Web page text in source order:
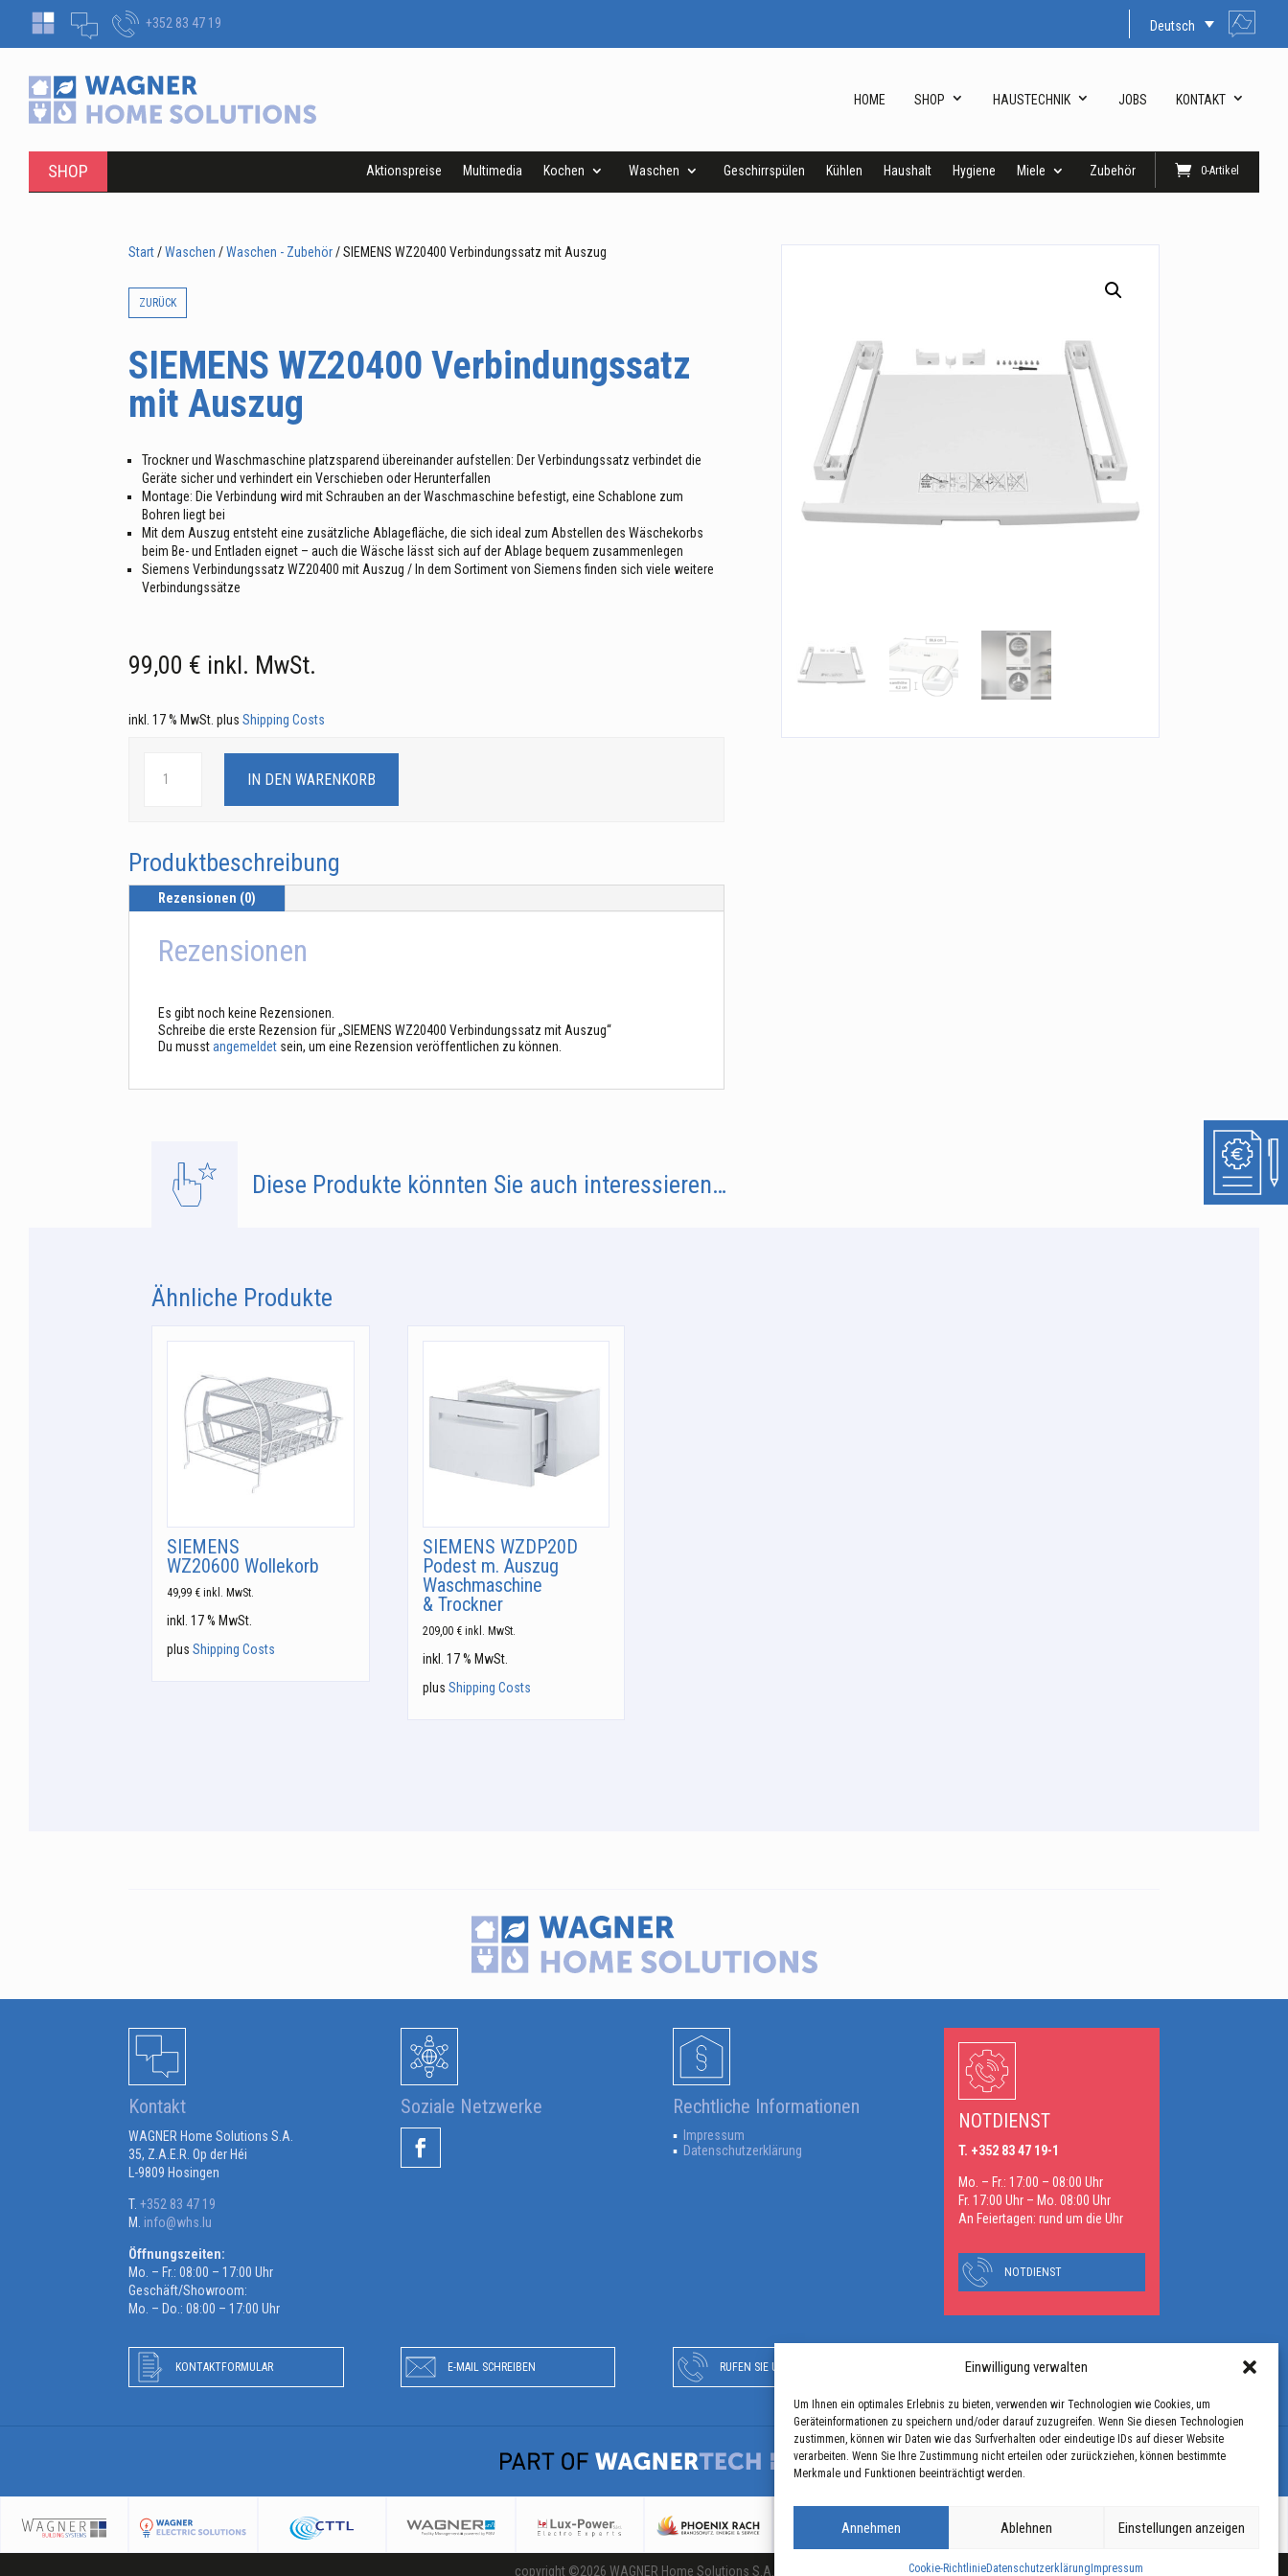
Einwilligung verwalten
Um Ihnen ein optimales Erlebnis zu bieten, verwenden wir Technologien wie Cookies, um
Geräteinformationen zu speichern und/oder darauf zuzugreifen. Wenn Sie diesen Technologien
zustimmen, können wir Daten wie das Surfverhalten oder eindeutige IDs auf dieser Website
verarbeiten. Wenn Sie Ihre Zustimmung nicht erteilen oder zurückziehen, können bestimmte
Merkmale und Funktionen beeinträchtigt werden.
Annehmen Ablehnen Einstellungen anzeigen
Cookie-RichtlinieDatenschutzerklärung Impressum
+352 83 47 19 Deutsch
HOME SHOP HAUSTECHNIK JOBS KONTAKT
SHOP Aktionspreise Multimedia Kochen Waschen Geschirrspülen Kühlen Haushalt Hygiene Miele Zubehör 0-Artikel
Start/Waschen /Waschen - Zubehör/ SIEMENS WZ20400 Verbindungssatz mit Auszug
ZURÜCK
SIEMENS WZ20400 Verbindungssatz
mit Auszug
Trockner und Waschmaschine platzsparend übereinander aufstellen: Der Verbindungssatz verbindet die
Geräte sicher und verhindert ein Verschieben oder Herunterfallen
Montage: Die Verbindung wird mit Schrauben an der Waschmaschine befestigt, eine Schablone zum
Bohren liegt bei
Mit dem Auszug entsteht eine zusätzliche Ablagefläche, die sich ideal zum Abstellen des Wäschekorbs
beim Be- und Entladen eignet – auch die Wäsche lässt sich auf der Ablage bequem zusammenlegen
Siemens Verbindungssatz WZ20400 mit Auszug / In dem Sortiment von Siemens finden sich viele weitere
Verbindungssätze
99,00 € inkl. MwSt.
inkl. 17 % MwSt. plusShipping Costs
WZ20400
Verbindungssatz
IN DEN WARENKORB
Produktbeschreibung
Rezensionen (0)
Rezensionen
Es gibt noch keine Rezensionen.
Schreibe die erste Rezension für „SIEMENS WZ20400 Verbindungssatz mit Auszug“
Du musstangemeldet sein, um eine Rezension veröffentlichen zu können.
Diese Produkte könnten Sie auch interessieren…
Ähnliche Produkte
SIEMENS
WZ20600 Wollekorb
49,99 € inkl. MwSt.
inkl. 17 % MwSt.
plusShipping Costs
SIEMENS WZDP20D
Podest m. Auszug
Waschmaschine
& Trockner
209,00 € inkl. MwSt.
inkl. 17 % MwSt.
plus Shipping Costs
Kontakt
WAGNER Home Solutions S.A.
35, Z.A.E.R. Op der Héi
L-9809 Hosingen
T.+352 83 47 19
M. info@whs.lu
Öffnungszeiten:
Mo. – Fr.: 08:00 – 17:00 Uhr
Geschäft/Showroom:
Mo. – Do.: 08:00 – 17:00 Uhr
Soziale Netzwerke Rechtliche Informationen
Impressum
Datenschutzerklärung
NOTDIENST
T. +352 83 47 19-1
Mo. – Fr.: 17:00 – 08:00 Uhr
Fr. 17:00 Uhr – Mo. 08:00 Uhr
An Feiertagen: rund um die Uhr
NOTDIENST
KONTAKTFORMULAR E-MAIL SCHREIBEN RUFEN SIE UNS AN ANFAHRT
copyright ©2026 WAGNER Home Solutions S.A.